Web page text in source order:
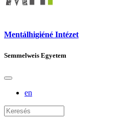
Mentálhigiéné Intézet
Semmelweis Egyetem
en